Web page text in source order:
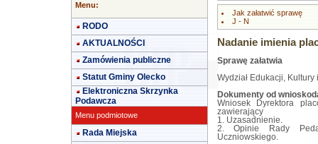
Menu:
RODO
AKTUALNOŚCI
Zamówienia publiczne
Statut Gminy Olecko
Elektroniczna Skrzynka
Podawcza
Menu podmiotowe
Rada Miejska
Jak załatwić sprawę
J - N
Nadanie imienia
Sprawę załatwia
Wydział Edukacji,
Dokumenty od
Wniosek Dyrektora
zawierający
1. Uzasadnienie.
2. Opinie Rady
Uczniowskiego.